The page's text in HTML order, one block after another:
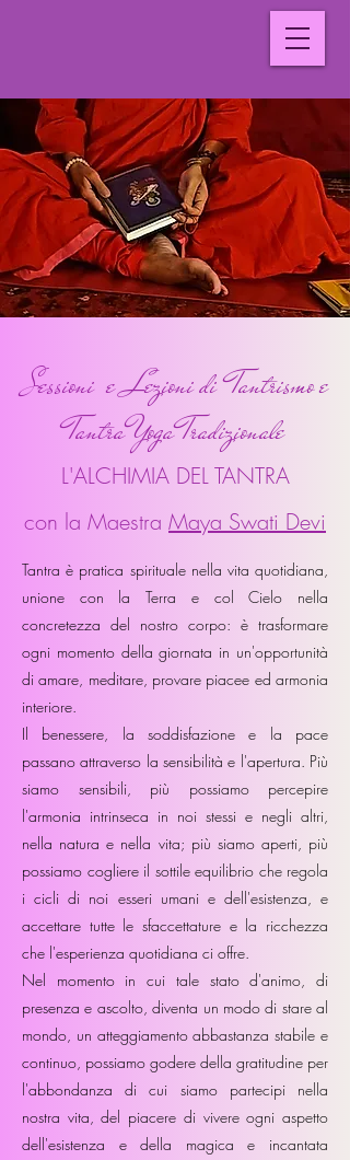
Sessioni e Lezioni di Tantrismo e
Tantra Yoga Tradizionale
L'ALCHIMIA DEL TANTRA
con la Maestra Maya Swati Devi
Tantra è pratica spirituale nella vita quotidiana,
unione con la Terra e col Cielo nella
concretezza del nostro corpo: è trasformare
ogni momento della giornata in un'opportunità
di amare, meditare, provare piacee ed armonia
interiore.
Il benessere, la soddisfazione e la pace
passano attraverso la sensibilità e l'apertura. Più
siamo sensibili, più possiamo percepire
l'armonia intrinseca in noi stessi e negli altri,
nella natura e nella vita; più siamo aperti, più
possiamo cogliere il sottile equilibrio che regola
i cicli di noi esseri umani e dell'esistenza, e
accettare tutte le sfaccettature e la ricchezza
che l'esperienza quotidiana ci offre.
Nel momento in cui tale stato d'animo, di
presenza e ascolto, diventa un modo di stare al
mondo, un atteggiamento abbastanza stabile e
continuo, possiamo godere della gratitudine per
l'abbondanza di cui siamo partecipi nella
nostra vita, del piacere di vivere ogni aspetto
dell'esistenza e della magica e incantata